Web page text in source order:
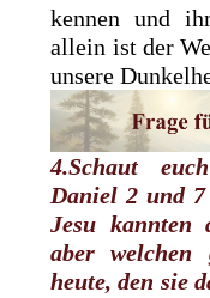
kennen und
allein ist der
unsere
4.Schaut
Daniel 2 und
Jesu kannten
aber
heute, den sie